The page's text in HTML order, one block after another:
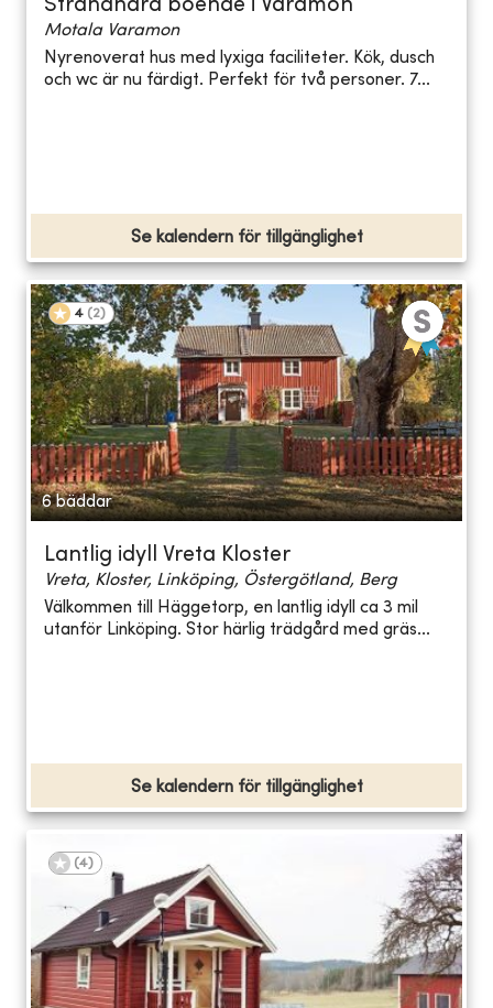
Strandnära boende i Varamon
Motala Varamon
Nyrenoverat hus med lyxiga faciliteter. Kök, dusch
och wc är nu färdigt. Perfekt för två personer. 7...
Se kalendern för tillgänglighet
4 (2)
6 bäddar
Lantlig idyll Vreta Kloster
Vreta, Kloster, Linköping, Östergötland, Berg
Välkommen till Häggetorp, en lantlig idyll ca 3 mil
utanför Linköping. Stor härlig trädgård med gräs...
Se kalendern för tillgänglighet
(4)